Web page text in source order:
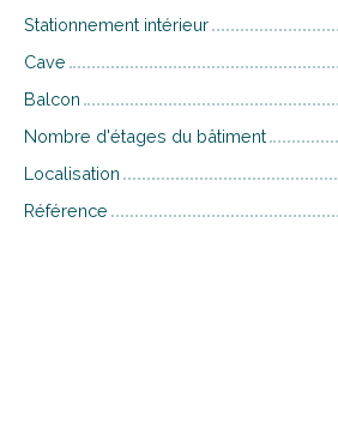
Stationnement intérieur
Cave
Balcon
Nombre d'étages du bâtiment
Localisation
Référence